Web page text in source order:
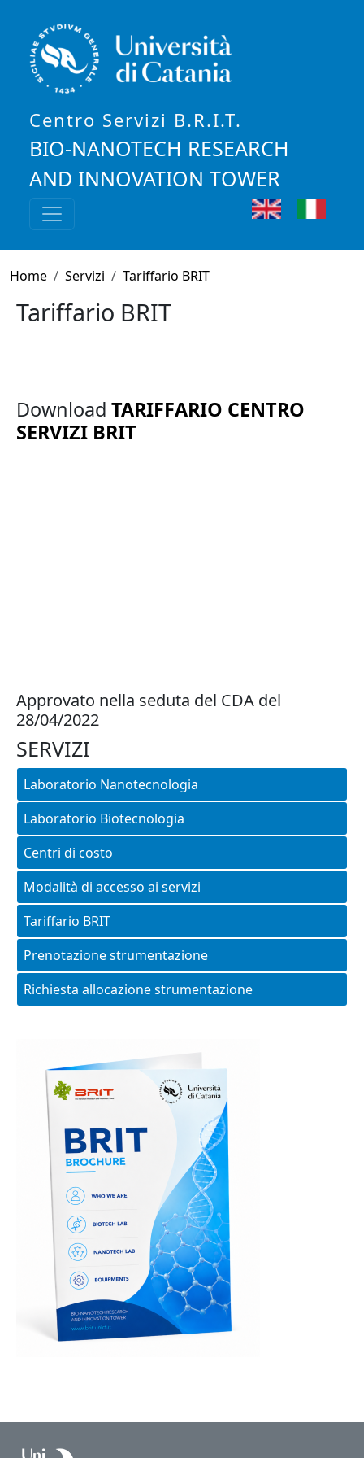
Centro Servizi B.R.I.T.
BIO-NANOTECH RESEARCH
AND INNOVATION TOWER
Briciole di pane
Home Servizi Tariffario BRIT
SERVIZI
Laboratorio Nanotecnologia
Laboratorio Biotecnologia
Centri di costo
Modalità di accesso ai servizi
Tariffario BRIT
Prenotazione strumentazione
Richiesta allocazione strumentazione
Tariffario BRIT
Download TARIFFARIO CENTRO
SERVIZI BRIT
Approvato nella seduta del CDA del
28/04/2022